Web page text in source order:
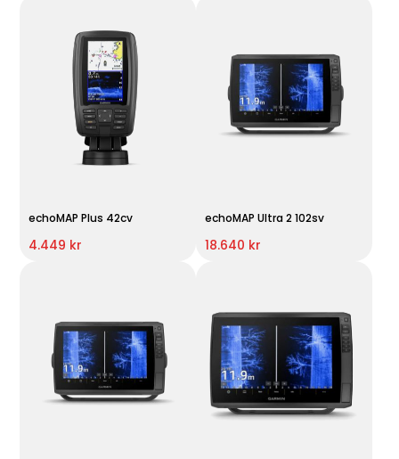
echoMAP Plus 42cv
4.449 kr
echoMAP Ultra 2 102sv
18.640 kr